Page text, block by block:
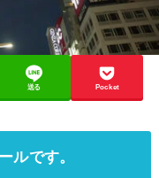
送る Pocket
ルです。